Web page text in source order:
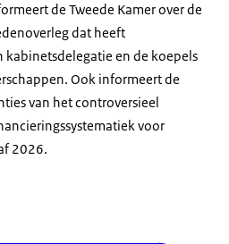
de Tweede Kamer over de
dat heeft
kabinetsdelegatie en de koepels
Ook informeert de
van het controversieel
voor
2026.